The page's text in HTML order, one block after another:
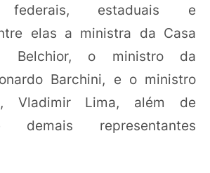
federais, estaduais e
elas a ministra da Casa
Belchior, o ministro da
Barchini, e o ministro
Vladimir Lima, além de
representantes